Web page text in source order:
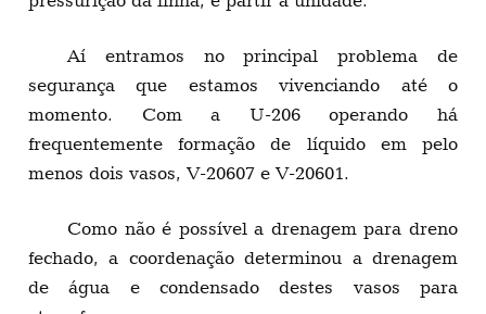
Aí entramos no principal problema de
segurança que estamos vivenciando até o
momento. Com a U-206 operando há
frequentemente formação de líquido em pelo
menos dois vasos, V-20607 e V-20601.
Como não é possível a drenagem para dreno
fechado, a coordenação determinou a drenagem
de água e condensado destes vasos para